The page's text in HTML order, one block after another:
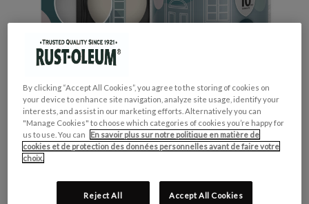
GROUPE DE COULEUR: Beige
By clicking “Accept All Cookies”, you agree to the storing of cookies on
your device to enhance site navigation, analyze site usage, identify your
interests, and assist in our marketing efforts. Alternatively you can
"Manage Cookies" to choose which categories of cookies you’re happy for
us to use. You can
En savoir plus sur notre politique en matière de
cookies et de protection des données personnelles avant de faire votre
choix.
Reject All Accept All Cookies